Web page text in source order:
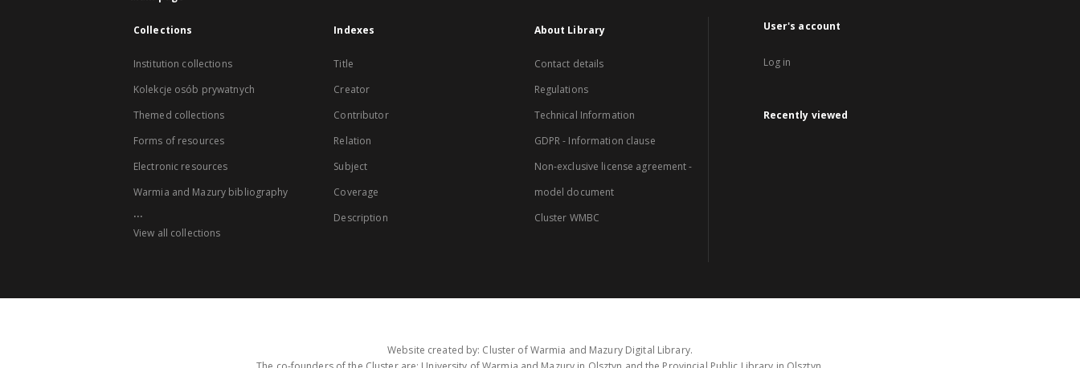
Collections
Institution collections
Kolekcje osób prywatnych
Themed collections
Forms of resources
Electronic resources
Warmia and Mazury bibliography
...
View all collections
Indexes
Title
Creator
Contributor
Relation
Subject
Coverage
Description
About Library
Contact details
Regulations
Technical Information
GDPR - Information clause
Non-exclusive license agreement -
model document
Cluster WMBC
User's account
Log in
Recently viewed
Website created by: Cluster of Warmia and Mazury Digital Library.